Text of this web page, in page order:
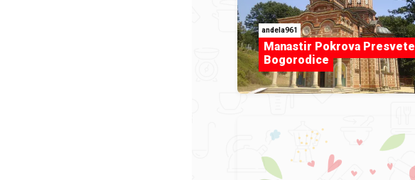
andela961
Manastir Pokrova Presvete
Bogorodice